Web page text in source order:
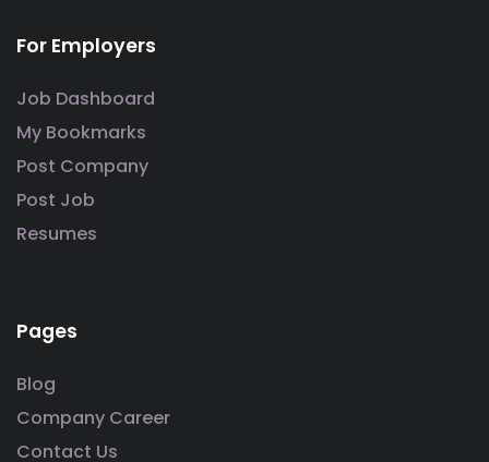
For Employers
Job Dashboard
My Bookmarks
Post Company
Post Job
Resumes
Pages
Blog
Company Career
Contact Us